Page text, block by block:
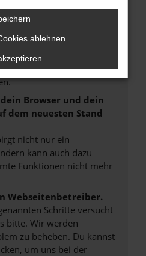
die Seite in einem
in einem privaten
helfen, vorübergehende
Browser und dein
dem neuesten Stand
nicht nur ein
kann auch dazu
Funktionen nicht mehr
Webseitenbetreiber.
Schritte versucht
bitte. Wir werden
zu beheben. Du kannst
um uns bei der
ablehnen